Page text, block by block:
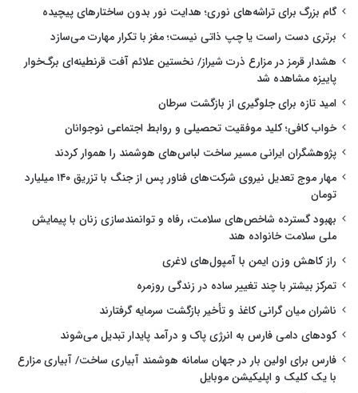
گام بزرگ برای تراشه‌های نوری؛ هدایت نور بدون ساختارهای پیچیده
برتری دست راست یا چپ ذاتی نیست؛ مغز با تکرار مهارت می‌سازد
هشدار قرمز در مزارع ذرت شیراز/ نخستین علائم آفت قرنطینه‌ای برگ‌خوار
پاییزه مشاهده شد
امید تازه برای جلوگیری از بازگشت سرطان
خواب کافی؛ کلید موفقیت تحصیلی و روابط اجتماعی نوجوانان
پژوهشگران ایرانی مسیر ساخت لباس‌های هوشمند را هموار کردند
مهار موج تعدیل نیروی شرکت‌های فناور پس از جنگ با تزریق ۱۴۰ میلیارد
تومان
بهبود گسترده شاخص‌های سلامت، رفاه و توانمندسازی زنان با پیمایش
ملی سلامت خانواده هند
راز کاهش وزن ایمن با آمپول‌های لاغری
تمرکز بیشتر با چند تغییر ساده در زندگی روزمره
ناشران میان گرانی کاغذ و تأخیر بازگشت سرمایه گرفتارند
کودهای دامی فارس به انرژی پاک و درآمد پایدار تبدیل می‌شوند
فارس برای اولین بار در جهان سامانه هوشمند آبیاری ساخت/ آبیاری مزارع
با یک کلیک و اپلیکیشن موبایل